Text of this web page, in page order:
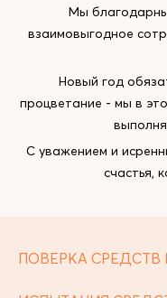
Мы
взаимовыгодное
Новый год
процветание - мы в
С уважением и
счастья,
ПОВЕРКА СРЕДСТВ